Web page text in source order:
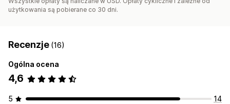
użytkowania są pobierane co 30 dni.
Recenzje (16)
Ogólna ocena
4,6
5
14